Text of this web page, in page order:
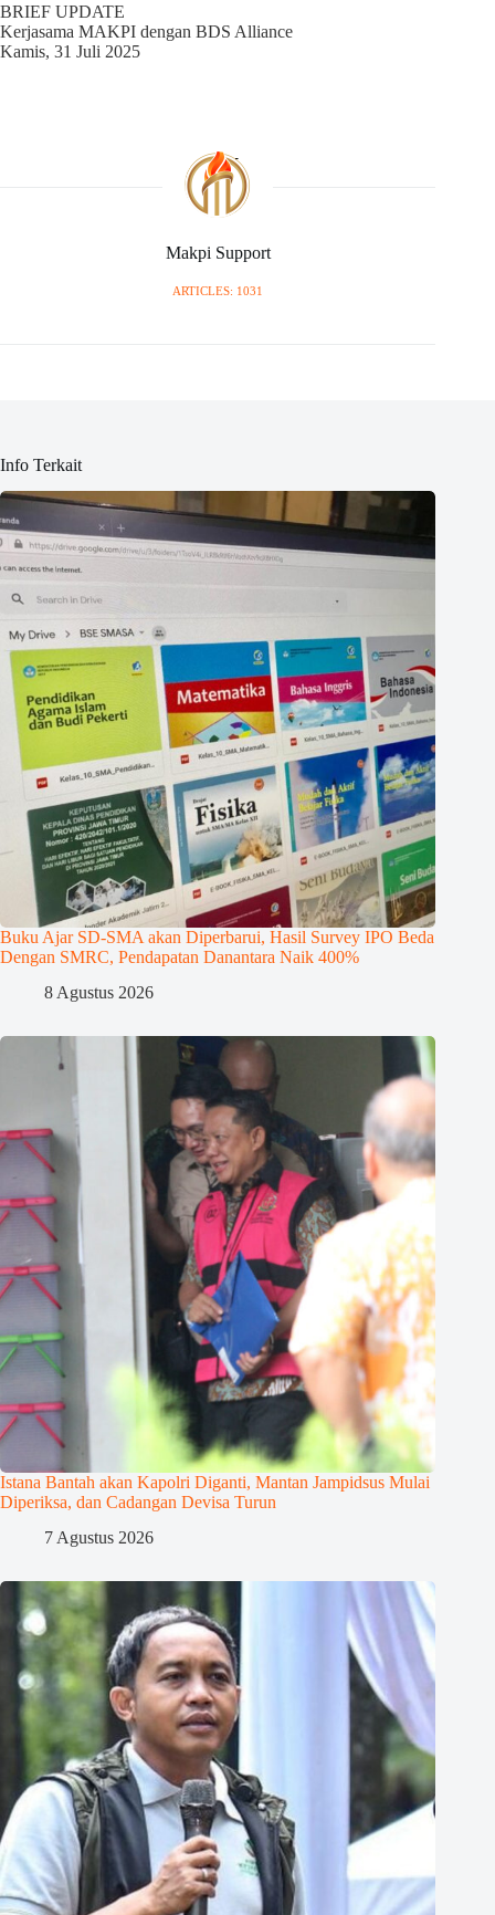
BRIEF UPDATE
Kerjasama MAKPI dengan BDS Alliance
Kamis, 31 Juli 2025
Makpi Support
ARTICLES: 1031
Info Terkait
Buku Ajar SD-SMA akan Diperbarui, Hasil Survey IPO Beda
Dengan SMRC, Pendapatan Danantara Naik 400%
8 Agustus 2026
Istana Bantah akan Kapolri Diganti, Mantan Jampidsus Mulai
Diperiksa, dan Cadangan Devisa Turun
7 Agustus 2026